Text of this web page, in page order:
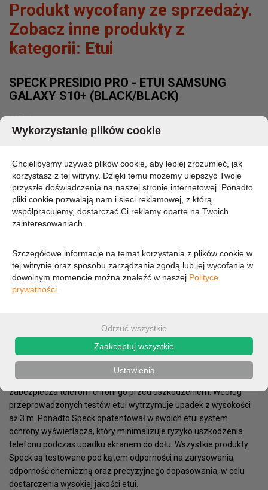
Produkt wycofany ze sprzedaży.
Zobacz inne produkty z
kategorii: Etui
SPECK PRESIDIO PRO - ETUI SAMSUNG
GALAXY S10+ (BLACK/BLACK)
MARKA:
SPECK
DOSTĘPNOŚĆ:
CHWILOWO BRAK - PROSZĘ PYTAĆ
112,16 zł
OPIS PARAMETRY
wykorzystująca najnowszą technologię IMPACTIUM™ Shock
Barrier, która chroni telefon przed uszkodzeniami podczas
upadku. Swoją wytrzymałość etui zawdzięcza dwóm warstwom:
zewnętrznej, która rozprasza siłę uderzenia oraz wewnętrznej
IMPACTIUM™, absorbującej wstrząs. W ten sposób etui skutecznie
zabezpiecza telefon i chroni go przed uszkodzeniem. Według
przeprowadzonych testów etui wytrzymuje upadek z wysokości
aż 3 m. Ponadto Speck opatentował w swoich etui system
ochrony wyświetlacza, który minimalizuje ryzyko uszkodzenia
telefonu podczas upadku ekranem do dołu. Wszystkie produkty
Speck są testowane pod kątem odporności na zarysowania,
odporność chemiczną oraz precyzyjnego dopasowania, w celu
dostarczenia wysokiej jakości etui.
Wykorzystanie plików cookie
Chcielibyśmy używać plików cookie, aby lepiej zrozumieć, jak
korzystasz z tej witryny. Dzięki temu możemy ulepszyć Twoje
przyszłe doświadczenia na naszej stronie internetowej. Ponadto
pliki cookie pozwalają nam i sieci reklamowej, z którą
współpracujemy, dostarczać Ci reklamy oparte na Twoich
zainteresowaniach.
Szczegółowe informacje na temat korzystania z plików cookie w
tej witrynie oraz sposobu zarządzania zgodą lub jej wycofania w
dowolnym momencie można znaleźć w naszej Polityce
prywatności.
Odrzuć wszystkie
Zaakceptuj wszystkie
Ustawienia